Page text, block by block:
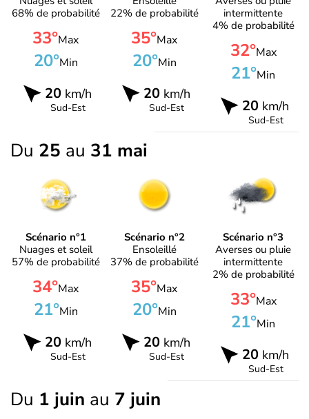
68% de probabilité
33°Max
20°Min
20km/h
Sud-Est
22% de probabilité
35°Max
20°Min
20km/h
Sud-Est
intermittente
4% de probabilité
32°Max
21°Min
20 km/h
Sud-Est
Du 25 au 31 mai
Scénario n°1
Nuages et soleil
57% de probabilité
34°Max
21°Min
20km/h
Sud-Est
Scénario n°2
Ensoleillé
37% de probabilité
35°Max
20°Min
20km/h
Sud-Est
Scénario n°3
Averses ou pluie
intermittente
2% de probabilité
33°Max
21°Min
20 km/h
Sud-Est
Du 1 juin au 7 juin